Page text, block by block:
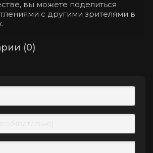
вы можете поделиться
с другими зрителями в
(0)